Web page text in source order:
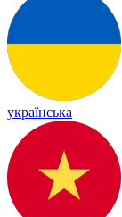
українська